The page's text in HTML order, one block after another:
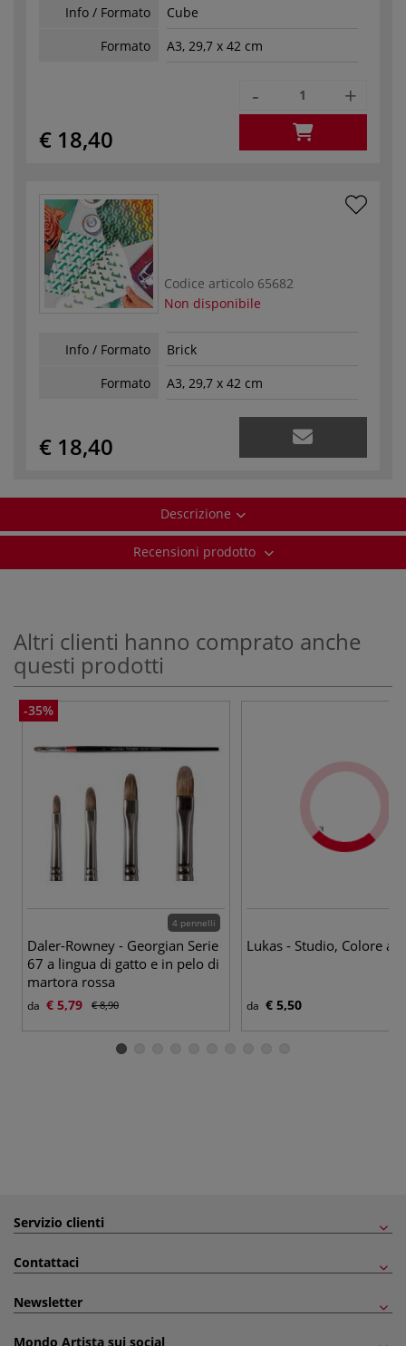
Info / Formato
Cube
Formato
A3, 29,7 x 42 cm
€ 18,40
- +
Codice articolo 65682
Non disponibile
Info / Formato
Brick
Formato
A3, 29,7 x 42 cm
€ 18,40
Descrizione
Recensioni prodotto
Altri clienti hanno comprato anche
questi prodotti
-35%
4 pennelli
Daler-Rowney - Georgian Serie
67 a lingua di gatto e in pelo di
martora rossa
da € 5,79 € 8,90
Lukas - Studio, Colore
da € 5,50
Servizio clienti
Contattaci
Newsletter
Mondo Artista sui social